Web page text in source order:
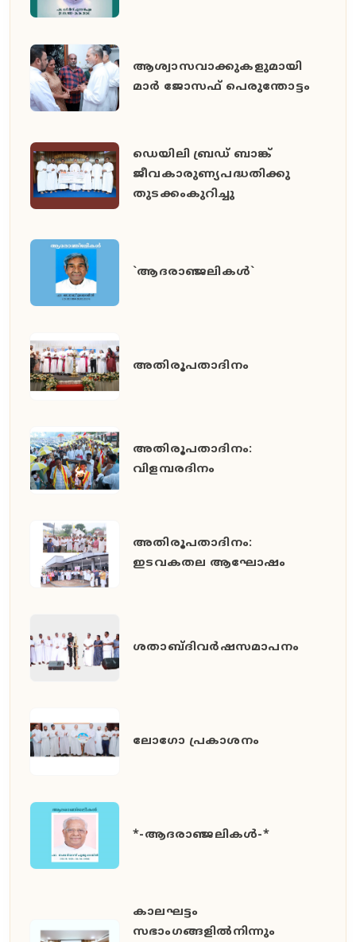
ആശ്വാസവാക്കുകളുമായി
മാർ ജോസഫ് പെരുന്തോട്ടം
ഡെയിലി ബ്രഡ് ബാങ്ക്
ജീവകാരുണ്യപദ്ധതിക്കു
തുടക്കംകുറിച്ചു
`ആദരാഞ്ജലികൾ`
അതിരൂപതാദിനം
അതിരൂപതാദിനം:
വിളമ്പരദിനം
അതിരൂപതാദിനം:
ഇടവകതല ആഘോഷം
ശതാബ്ദിവർഷസമാപനം
ലോഗോ പ്രകാശനം
*-ആദരാഞ്ജലികൾ-*
കാലഘട്ടം
സഭാംഗങ്ങളിൽനിന്നും